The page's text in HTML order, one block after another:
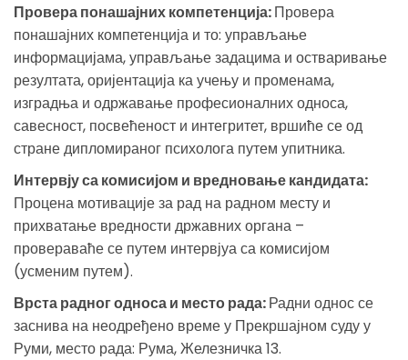
Провера понашајних компетенција:Провера
понашајних компетенција и то: управљање
информацијама, управљање задацима и остваривање
резултата, оријентација ка учењу и променама,
изградња и одржавање професионалних односа,
савесност, посвећеност и интегритет, вршиће се од
стране дипломираног психолога путем упитника.
Интервју са комисијом и вредновање кандидата:
Процена мотивације за рад на радном месту и
прихватање вредности државних органа –
провераваће се путем интервјуа са комисијом
(усменим путем).
Врста радног односа и место рада:Радни однос се
заснива на неодређено време у Прекршајном суду у
Руми, место рада: Рума, Железничка 13.